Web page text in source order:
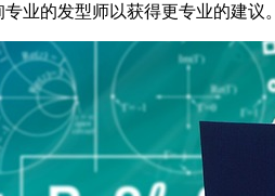
业的发型师以获得更专业的建议。